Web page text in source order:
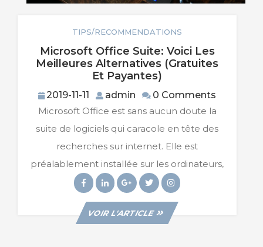
TIPS/RECOMMENDATIONS
Microsoft Office Suite: Voici Les
Meilleures Alternatives (gratuites
Et Payantes)
Suite:
Voici
Les
Alternatives
(gratuites
Et
Payantes)
2019-11-11
2019-
11-
admin admin
0 Comments
Microsoft Office est sans aucun doute la
suite de logiciels qui caracole en tête des
recherches sur internet. Elle est
préalablement installée sur les ordinateurs,
Facebook
LinkedinGoogleplus
TwitterInstagram
VOIR L'ARTICLE
VIEW
POST